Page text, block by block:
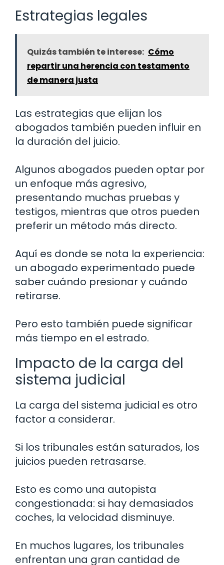
Estrategias legales
Quizás también te interese: Cómo
repartir una herencia con testamento
de manera justa
Las estrategias que elijan los
abogados también pueden influir en
la duración del juicio.
Algunos abogados pueden optar por
un enfoque más agresivo,
presentando muchas pruebas y
testigos, mientras que otros pueden
preferir un método más directo.
Aquí es donde se nota la experiencia:
un abogado experimentado puede
saber cuándo presionar y cuándo
retirarse.
Pero esto también puede significar
más tiempo en el estrado.
Impacto de la carga del
sistema judicial
La carga del sistema judicial es otro
factor a considerar.
Si los tribunales están saturados, los
juicios pueden retrasarse.
Esto es como una autopista
congestionada: si hay demasiados
coches, la velocidad disminuye.
En muchos lugares, los tribunales
enfrentan una gran cantidad de